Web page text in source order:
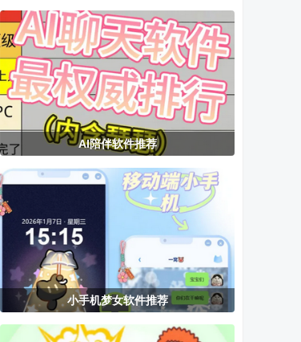
歌免费版
中国农业银行
app
华为相机高级
版(One Hw
Camera)
全格式视频转
换器(Video
Converter
Pro)
西夏影视仓内
置播放源2026
KikoPlay动漫
UGOT机器人
编程app
AI陪伴软件推荐
小手机梦女软件推荐